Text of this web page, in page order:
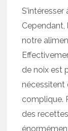
Cependant,
notre
de noix est
nécessitent
complique.
des